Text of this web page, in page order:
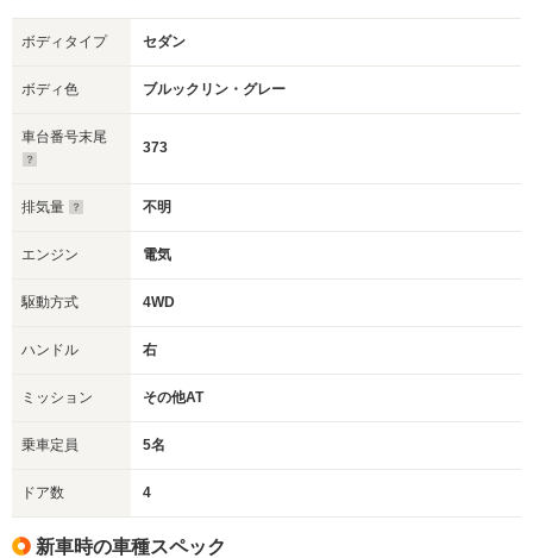
ボディタイプ セダン
ボディ色 ブルックリン・グレー
車台番号末尾
373
排気量 不明
エンジン 電気
駆動方式 4WD
ハンドル 右
ミッション その他AT
乗車定員 5名
ドア数 4
新車時の車種スペック